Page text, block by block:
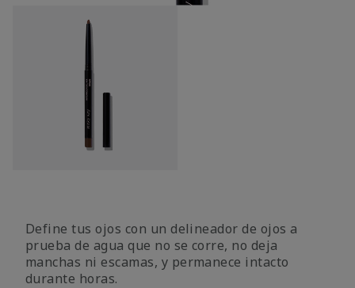
Define tus ojos con un delineador de ojos a
prueba de agua que no se corre, no deja
manchas ni escamas, y permanece intacto
durante horas.